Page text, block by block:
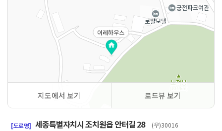
이레하우스
지도에서 보기 로드뷰 보기
[도로명] 세종특별자치시 조치원읍 안터길 28 (우)30016